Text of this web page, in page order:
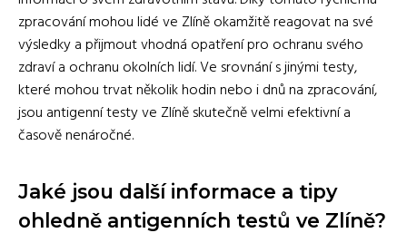
zpracování mohou lidé ve Zlíně okamžitě reagovat na své
výsledky a přijmout vhodná opatření pro ochranu svého
zdraví a ochranu okolních lidí. Ve srovnání s jinými testy,
které mohou trvat několik hodin nebo i dnů na zpracování,
jsou antigenní testy ve Zlíně skutečně velmi efektivní a
časově nenáročné.
Jaké jsou další informace a tipy
ohledně antigenních testů ve Zlíně?